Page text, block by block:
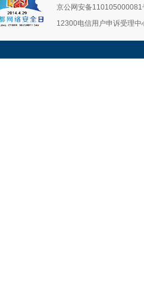
京公网安备110105000081
12300电信用户申诉受理中